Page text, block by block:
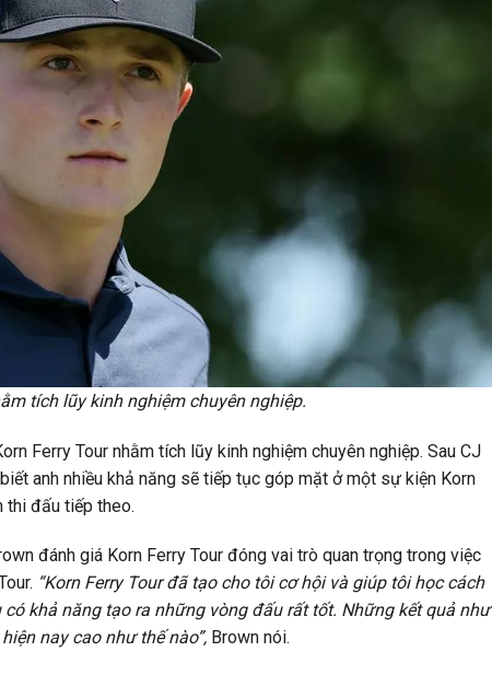
tích lũy kinh nghiệm chuyên nghiệp.
Ferry Tour nhằm tích lũy kinh nghiệm chuyên nghiệp. Sau CJ
anh nhiều khả năng sẽ tiếp tục góp mặt ở một sự kiện Korn
thi đấu tiếp theo.
đánh giá Korn Ferry Tour đóng vai trò quan trọng trong việc
“Korn Ferry Tour đã tạo cho tôi cơ hội và giúp tôi học cách
có khả năng tạo ra những vòng đấu rất tốt. Những kết quả như
nay cao như thế nào”, Brown nói.